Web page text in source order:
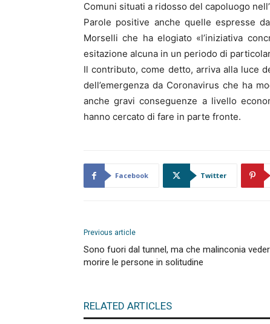
Comuni situati a ridosso del capoluogo
Parole positive anche quelle espresse
Morselli che ha elogiato «l’iniziativa
esitazione alcuna in un periodo di
Il contributo, come detto, arriva alla luce
dell’emergenza da Coronavirus che ha
anche gravi conseguenze a livello
hanno cercato di fare in parte fronte.
Facebook Twitter
Previous article
Sono fuori dal tunnel, ma che malinconia veder
morire le persone in solitudine
RELATED ARTICLES